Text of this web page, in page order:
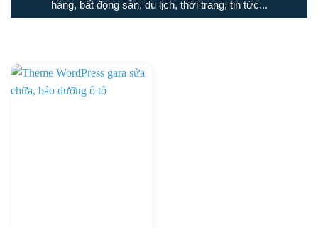
hàng, bất động sản, du lịch, thời trang, tin tức...